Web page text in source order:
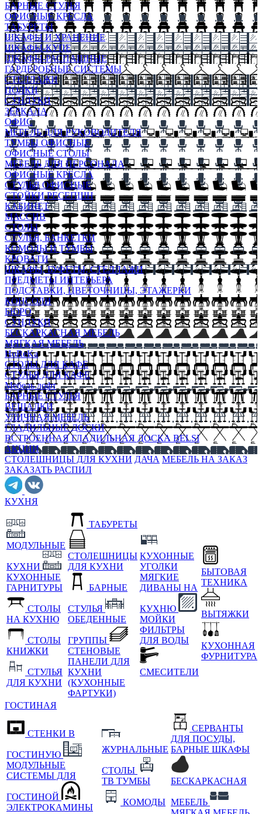
БАРНЫЕ СТУЛЬЯ
ОФИСНЫЕ КРЕСЛА
ТАБУРЕТЫ
ШКАФЫ И ХРАНЕНИЕ
ШКАФЫ-КУПЕ
ШКАФЫ-РАСПАШНЫЕ
ГАРДЕРОБНЫЕ СИСТЕМЫ
СТЕЛЛАЖИ
ПОЛКИ
СУНДУКИ
ЗЕРКАЛА
ОФИС
МЕБЕЛЬ ДЛЯ РУКОВОДИТЕЛЯ
ТУМБЫ ОФИСНЫЕ
ОФИСНЫЕ СТОЛЫ
МЕБЕЛЬ ДЛЯ ПЕРСОНАЛА
ОФИСНЫЕ КРЕСЛА
СТУЛЬЯ ОФИСНЫЕ
СТОЙКИ РЕСЕПШН
КАБИНЕТ
МАССИВ
СТОЛЫ
СТУЛЬЯ, БАНКЕТКИ
КОМОДЫ И ТУМБЫ
КРОВАТИ
ШКАФЫ, БУФЕТЫ, СТЕЛЛАЖИ
ПРЕДМЕТЫ ИНТЕРЬЕРА
ПОДСТАВКИ, ЦВЕТОЧНИЦЫ, ЭТАЖЕРКИ
КОНСОЛИ
БЮРО
СУНДУКИ
БЕСКАРКАСНАЯ МЕБЕЛЬ
МЯГКАЯ МЕБЕЛЬ
HoReKa
СТОЛЫ ДЛЯ КАФЕ
СТУЛЬЯ ДЛЯ КАФЕ
Мебель лофт
БАРНЫЕ СТУЛЬЯ
ВЕШАЛКИ
УЛИЧНАЯ МЕБЕЛЬ
ГЛАДИЛЬНЫЕ ДОСКИ
ВСТРОЕННАЯ ГЛАДИЛЬНАЯ ДОСКА BELSI
АКЦИИ
СТОЛЕШНИЦЫ ДЛЯ КУХНИ ДАЧА МЕБЕЛЬ НА ЗАКАЗ
ЗАКАЗАТЬ РАСПИЛ
КУХНЯ
МОДУЛЬНЫЕ
КУХНИ
КУХОННЫЕ
ГАРНИТУРЫ
СТОЛЫ
НА КУХНЮ
СТОЛЫ
КНИЖКИ
СТУЛЬЯ
ДЛЯ КУХНИ
ТАБУРЕТЫ
СТОЛЕШНИЦЫ
ДЛЯ КУХНИ
БАРНЫЕ
СТУЛЬЯ
ОБЕДЕННЫЕ
ГРУППЫ
СТЕНОВЫЕ
ПАНЕЛИ ДЛЯ
КУХНИ
(КУХОННЫЕ
ФАРТУКИ)
КУХОННЫЕ
УГОЛКИ
МЯГКИЕ
ДИВАНЫ НА
КУХНЮ
МОЙКИ
ФИЛЬТРЫ
ДЛЯ ВОДЫ
СМЕСИТЕЛИ
БЫТОВАЯ
ТЕХНИКА
ВЫТЯЖКИ
КУХОННАЯ
ФУРНИТУРА
ГОСТИНАЯ
СТЕНКИ В
ГОСТИНУЮ
МОДУЛЬНЫЕ
СИСТЕМЫ ДЛЯ
ГОСТИНОЙ
ЭЛЕКТРОКАМИНЫ
ЖУРНАЛЬНЫЕ
СТОЛЫ
ТВ ТУМБЫ
КОМОДЫ
СЕРВАНТЫ
ДЛЯ ПОСУДЫ,
БАРНЫЕ ШКАФЫ
БЕСКАРКАСНАЯ
МЕБЕЛЬ